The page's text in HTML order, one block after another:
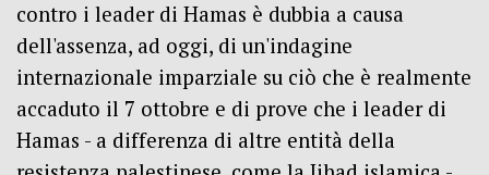
contro i leader di Hamas è dubbia a causa
dell'assenza, ad oggi, di un'indagine
internazionale imparziale su ciò che è realmente
accaduto il 7 ottobre e di prove che i leader di
Hamas - a differenza di altre entità della